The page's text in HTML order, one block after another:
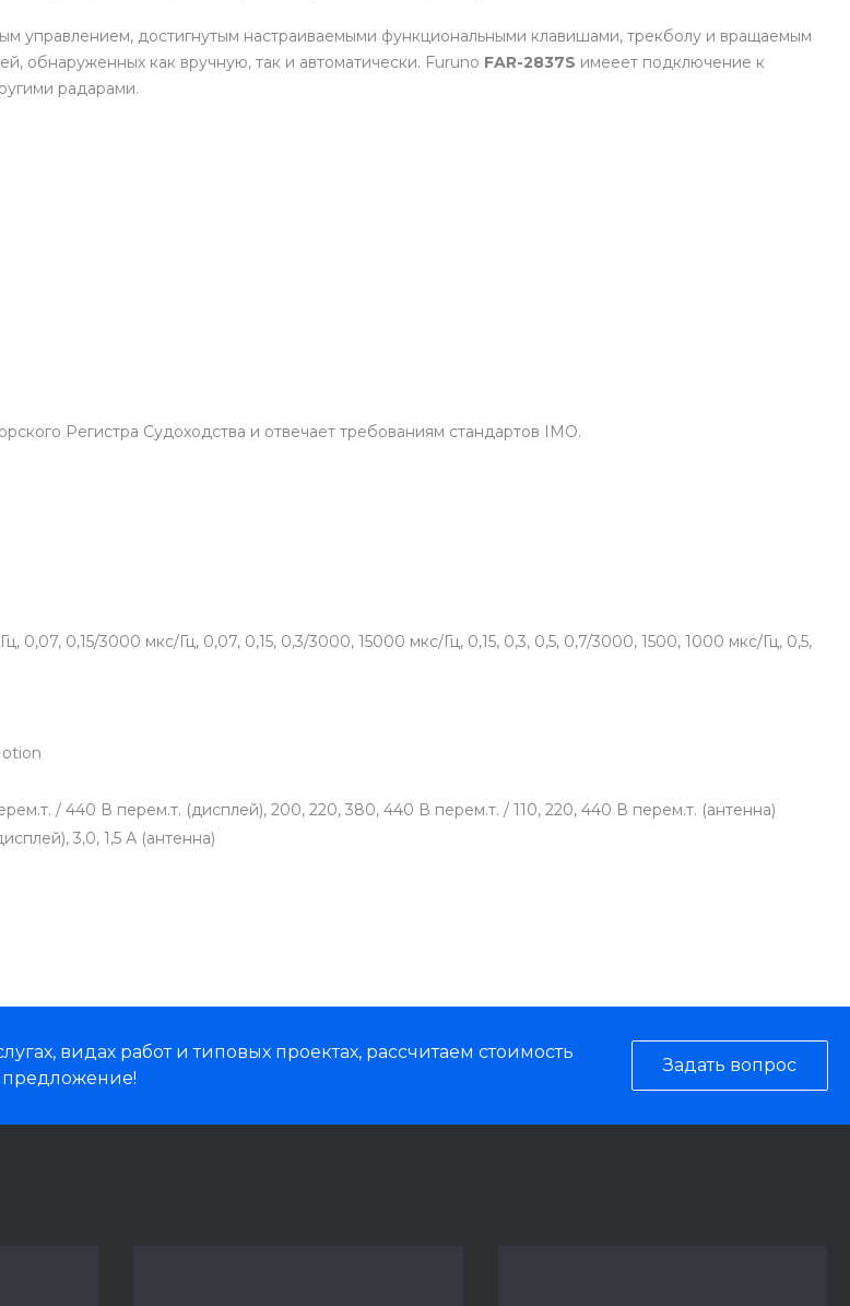
управлением, достигнутым настраиваемыми функциональными клавишами, трекболу и вращаемым
обнаруженных как вручную, так и автоматически. Furuno FAR-2837S имееет подключение к
радарами.
Регистра Судоходства и отвечает требованиям стандартов IMO.
0,07, 0,15/3000 мкс/Гц, 0,07, 0,15, 0,3/3000, 15000 мкс/Гц, 0,15, 0,3, 0,5, 0,7/3000, 1500, 1000 мкс/Гц, 0,5,
/ 440 В перем.т. (дисплей), 200, 220, 380, 440 В перем.т. / 110, 220, 440 В перем.т. (антенна)
3,0, 1,5 А (антенна)
видах работ и типовых проектах, рассчитаем стоимость
Задать вопрос